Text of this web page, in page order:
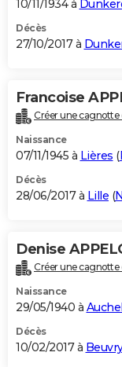
10/11/1934 à
Décès
27/10/2017 à
Francoise
Créer une cagnotte
Naissance
07/11/1945 à Lières (
Décès
28/06/2017 à Lille (
Denise
Créer une cagnotte
Naissance
29/05/1940 à Auchel
Décès
10/02/2017 à